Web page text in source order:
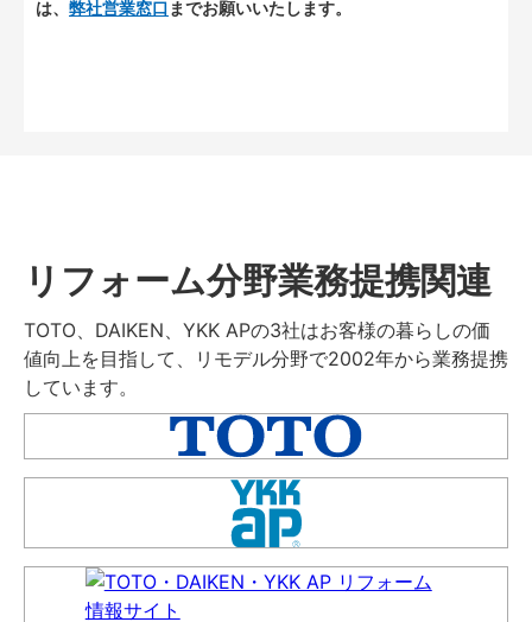
は、 弊社営業窓口 までお願いいたします。
リフォーム分野業務提携関連
TOTO、DAIKEN、YKK APの3社はお客様の暮らしの価
値向上を目指して、リモデル分野で2002年から業務提携
しています。